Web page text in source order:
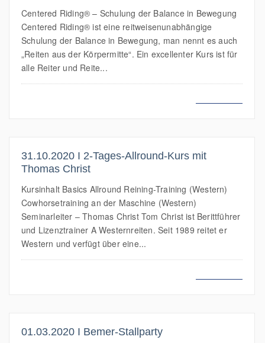
Centered Riding® – Schulung der Balance in Bewegung
Centered Riding® ist eine reitweisenunabhängige
Schulung der Balance in Bewegung, man nennt es auch
„Reiten aus der Körpermitte“. Ein excellenter Kurs ist für
alle Reiter und Reite...
31.10.2020 I 2-Tages-Allround-Kurs mit
Thomas Christ
Kursinhalt Basics Allround Reining-Training (Western)
Cowhorsetraining an der Maschine (Western)
Seminarleiter – Thomas Christ Tom Christ ist Berittführer
und Lizenztrainer A Westernreiten. Seit 1989 reitet er
Western und verfügt über eine...
01.03.2020 I Bemer-Stallparty